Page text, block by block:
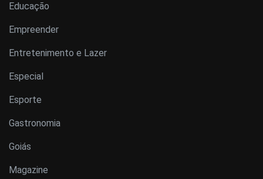
Educação
Empreender
Entretenimento e Lazer
Especial
Esporte
Gastronomia
Goiás
Magazine